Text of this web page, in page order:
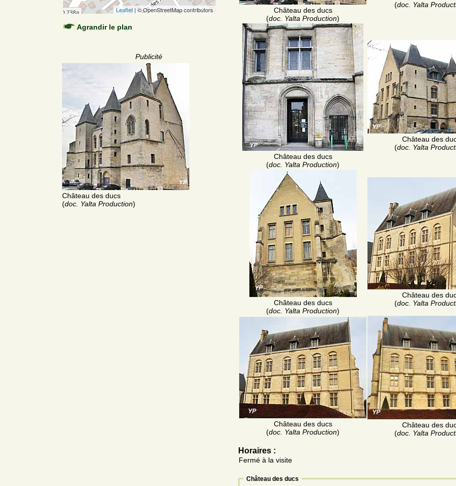
Leaflet | © OpenStreetMap contributors
Agrandir le plan
Publicité
Château des ducs
(doc. Yalta Production)
Château des ducs
(doc. Yalta Production)
(doc. Yalta
Château des ducs
(doc. Yalta Production)
Château des
(doc. Yalta
Château des ducs
(doc. Yalta Production)
Château des
(doc. Yalta
Château des ducs
(doc. Yalta Production)
Château des
(doc. Yalta
Horaires :
Fermé à la visite
Château des ducs